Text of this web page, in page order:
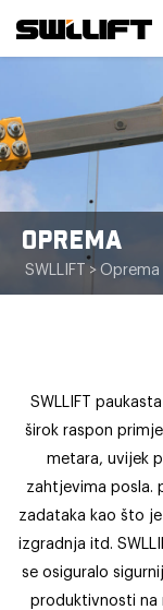
OPREMA
SWLLIFT > Oprema
SWLLIFT
širok raspon
metara, uvijek
zahtjevima posla.
zadataka kao što
izgradnja itd.
se osiguralo
produktivnosti na